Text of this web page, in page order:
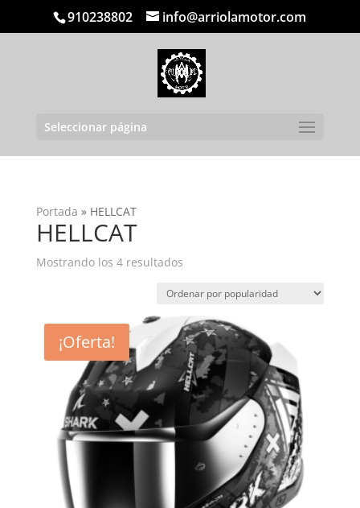
910238802 info@arriolamotor.com
Seleccionar página
Portada » HELLCAT
HELLCAT
Mostrando los 4 resultadosOrdenado
popularidad
¡Oferta!